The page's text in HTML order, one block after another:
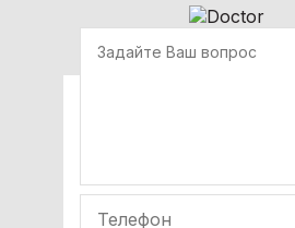
Оборудование для
неонатологии